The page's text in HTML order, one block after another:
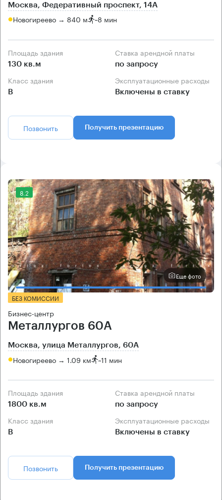
Москва, Федеративный проспект, 14А
Новогиреево → 840 м ~8 мин
Площадь здания
130 кв.м
Ставка арендной платы
по запросу
Класс здания
B
Эксплуатационные расходы
Включены в ставку
Позвонить Получить презентацию
8.2
Еще фото
БЕЗ КОМИССИИ
Бизнес-центр
Металлургов 60А
Москва, улица Металлургов, 60А
Новогиреево → 1.09 км ~11 мин
Площадь здания
1800 кв.м
Ставка арендной платы
по запросу
Класс здания
B
Эксплуатационные расходы
Включены в ставку
Позвонить Получить презентацию